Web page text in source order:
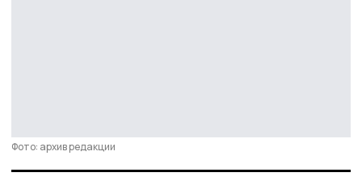
Фото: архив редакции